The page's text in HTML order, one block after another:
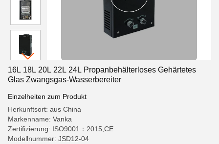
16L 18L 20L 22L 24L Propanbehälterloses Gehärtetes
Glas Zwangsgas-Wasserbereiter
Einzelheiten zum Produkt
Herkunftsort: aus China
Markenname: Vanka
Zertifizierung: ISO9001：2015,CE
Modellnummer: JSD12-04